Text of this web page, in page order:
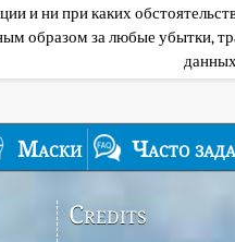
и ни при каких
образом за любые убытки,
Маски Часто
Credits